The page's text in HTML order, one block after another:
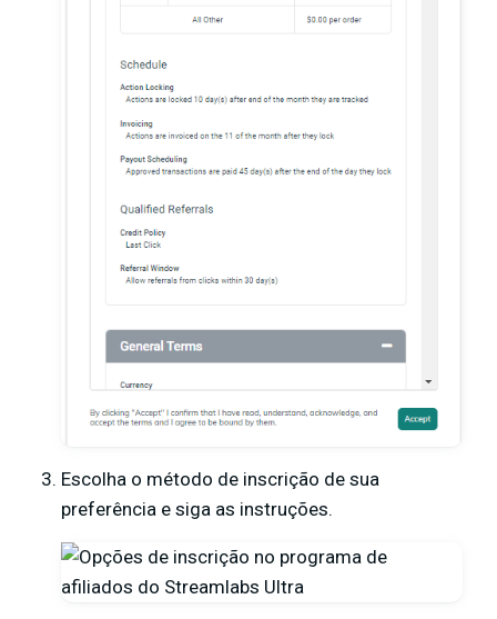
Escolha o método de inscrição de sua
preferência e siga as instruções.